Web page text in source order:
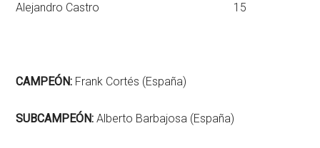
Alejandro Castro 15
CAMPEÓN: Frank Cortés (España)
SUBCAMPEÓN: Alberto Barbajosa (España)